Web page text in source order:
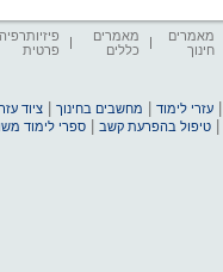
מאמרים
חינוך
מאמרים
כללים
פיזיותרפיה
פרטית
עזרי לימוד מחשבים בחינוך |ציוד
|טיפול בהפרעת קשב |ספרי לימוד